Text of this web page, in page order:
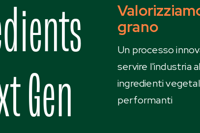
Gen
grano
Un processo
servire l'industria
ingredienti
performanti